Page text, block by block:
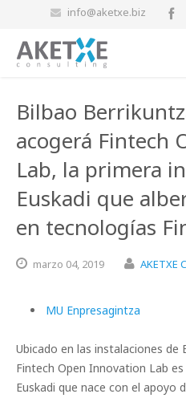
info@aketxe.biz
Bilbao
acogerá Fintech
Lab, la primera
Euskadi que
en tecnologías
marzo 04, 2019 AKETXE
MU Enpresagintza
Ubicado en las instalaciones
Fintech Open Innovation Lab
Euskadi que nace con el apoyo